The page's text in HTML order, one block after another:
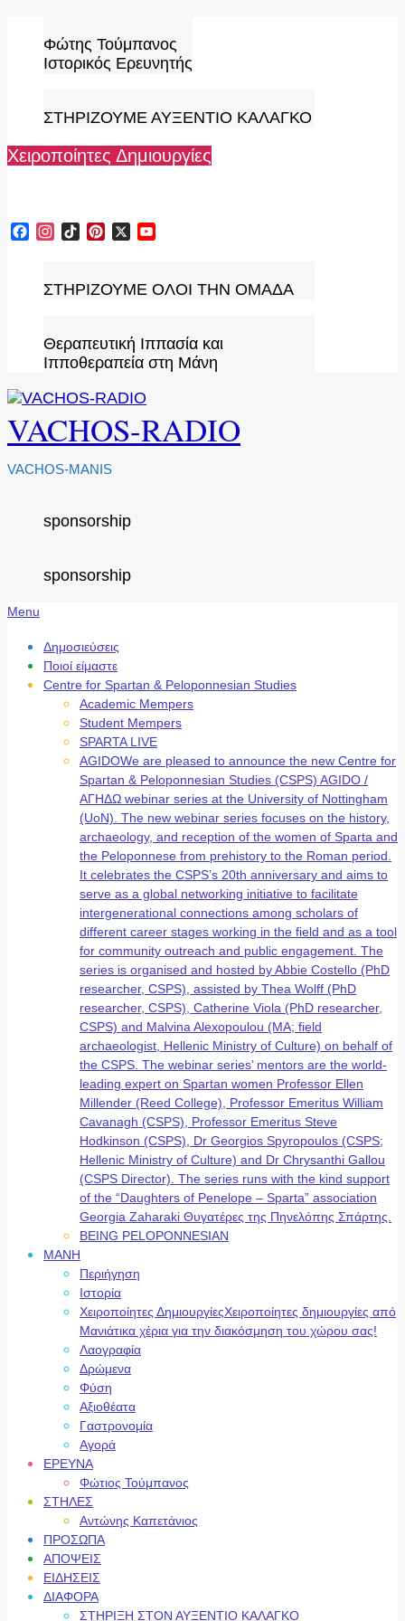
content
Φώτης Τούμπανος
Ιστορικός Ερευνητής
ΣΤΗΡΙΖΟΥΜΕ ΑΥΞΕΝΤΙΟ ΚΑΛΑΓΚΟ
Χειροποίητες Δημιουργίες
Facebook
Instagram
TikTokPinterest
ΣΤΗΡΙΖΟΥΜΕ ΟΛΟΙ ΤΗΝ ΟΜΑΔΑ
Θεραπευτική Ιππασία και
Ιπποθεραπεία στη Μάνη
VACHOS-RADIO
VACHOS-MANIS
sponsorship
sponsorship
Secondary
Menu
Menu
Δημοσιεύσεις
Ποιοί είμαστε
Centre for Spartan & Peloponnesian Studies
Academic Mempers
Student Mempers
SPARTA LIVE
AGIDOWe are pleased to announce the new Centre for
Spartan & Peloponnesian Studies (CSPS) AGIDO /
ΑΓΗΔΩ webinar series at the University of Nottingham
(UoN). The new webinar series focuses on the history,
archaeology, and reception of the women of Sparta and
the Peloponnese from prehistory to the Roman period.
It celebrates the CSPS’s 20th anniversary and aims to
serve as a global networking initiative to facilitate
intergenerational connections among scholars of
different career stages working in the field and as a tool
for community outreach and public engagement. The
series is organised and hosted by Abbie Costello (PhD
researcher, CSPS), assisted by Thea Wolff (PhD
researcher, CSPS), Catherine Viola (PhD researcher,
CSPS) and Malvina Alexopoulou (MA; field
archaeologist, Hellenic Ministry of Culture) on behalf of
the CSPS. The webinar series’ mentors are the world-
leading expert on Spartan women Professor Ellen
Millender (Reed College), Professor Emeritus William
Cavanagh (CSPS), Professor Emeritus Steve
Hodkinson (CSPS), Dr Georgios Spyropoulos (CSPS;
Hellenic Ministry of Culture) and Dr Chrysanthi Gallou
(CSPS Director). The series runs with the kind support
of the “Daughters of Penelope – Sparta” association
Georgia Zaharaki Θυγατέρες της Πηνελόπης Σπάρτης.
BEING PELOPONNESIAN
ΜΑΝΗ
Περιήγηση
Ιστορία
Χειροποίητες ΔημιουργίεςΧειροποίητες δημιουργίες από
Μανιάτικα χέρια για την διακόσμηση του χώρου σας!
Λαογραφία
Δρώμενα
Φύση
Αξιοθέατα
Γαστρονομία
Αγορά
ΕΡΕΥΝΑ
Φώτιος Τούμπανος
ΣΤΗΛΕΣ
Αντώνης Καπετάνιος
ΠΡΟΣΩΠΑ
ΑΠΟΨΕΙΣ
ΕΙΔΗΣΕΙΣ
ΔΙΑΦΟΡΑ
ΣΤΗΡΙΞΗ ΣΤΟΝ ΑΥΞΕΝΤΙΟ ΚΑΛΑΓΚΟ